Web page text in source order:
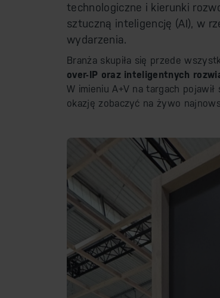
technologiczne i kierunki
sztuczną inteligencję (AI), w
wydarzenia.
Branża skupiła się przede
over-IP oraz inteligentnych
W imieniu A+V na targach
okazję zobaczyć na żywo